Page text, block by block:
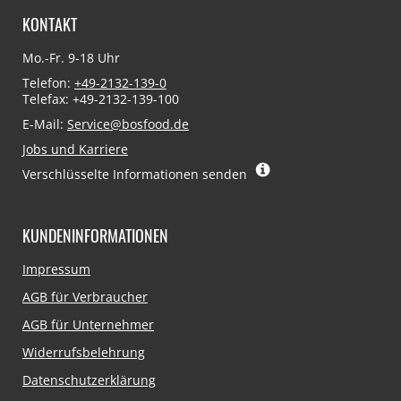
KONTAKT
Mo.-Fr. 9-18 Uhr
Telefon: +49-2132-139-0
Telefax: +49-2132-139-100
E-Mail: Service@bosfood.de
Jobs und Karriere
Verschlüsselte Informationen senden
KUNDENINFORMATIONEN
Navigation
Impressum
AGB für Verbraucher
AGB für Unternehmer
Widerrufsbelehrung
Datenschutzerklärung